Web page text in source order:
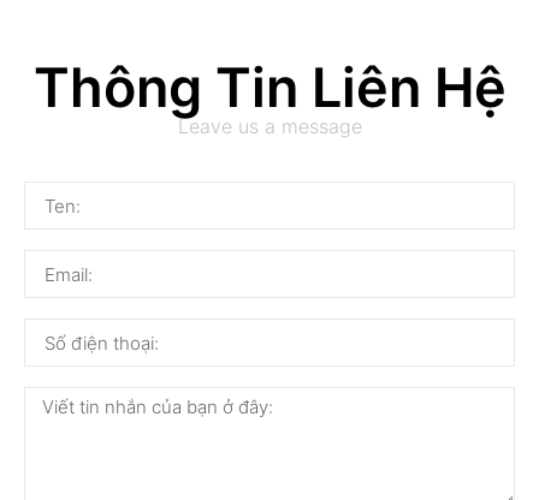
Thông Tin Liên Hệ
Leave us a message